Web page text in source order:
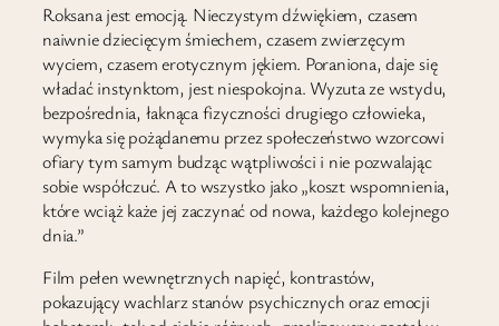
Roksana jest emocją. Nieczystym dźwiękiem, czasem
naiwnie dziecięcym śmiechem, czasem zwierzęcym
wyciem, czasem erotycznym jękiem. Poraniona, daje się
władać instynktom, jest niespokojna. Wyzuta ze wstydu,
bezpośrednia, łaknąca fizyczności drugiego człowieka,
wymyka się pożądanemu przez społeczeństwo wzorcowi
ofiary tym samym budząc wątpliwości i nie pozwalając
sobie współczuć. A to wszystko jako „koszt wspomnienia,
które wciąż każe jej zaczynać od nowa, każdego kolejnego
dnia.”
Film pełen wewnętrznych napięć, kontrastów,
pokazujący wachlarz stanów psychicznych oraz emocji